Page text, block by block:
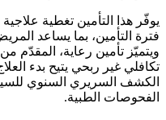
يوفّر هذا التأمين تغطية
فترة التأمين، بما يساعد
ويتميّز تأمين رعاية، المقدّم من
تكافلي غير ربحي يتيح بدء
الكشف السريري السنوي
الفحوصات الطبية.